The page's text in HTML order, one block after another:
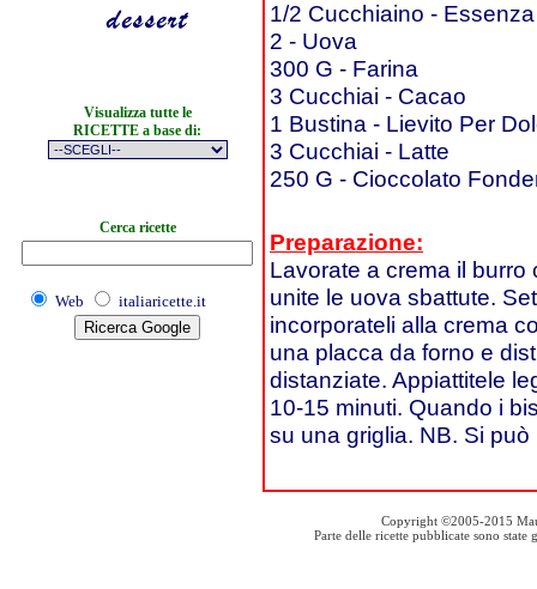
Visualizza tutte le
RICETTE a base di:
Cerca ricette
Web italiaricette.it
1/2 Cucchiaino -
2 - Uova
300 G - Farina
3 Cucchiai - Cacao
1 Bustina - Lievito Per
3 Cucchiai - Latte
250 G - Cioccolato
Preparazione:
Lavorate a crema il
unite le uova sbattute.
incorporateli alla crema
una placca da forno e
distanziate. Appiattitele
10-15 minuti. Quando i
su una griglia. NB. Si
Copyright ©2005-2015
Parte delle ricette pubblicate sono state